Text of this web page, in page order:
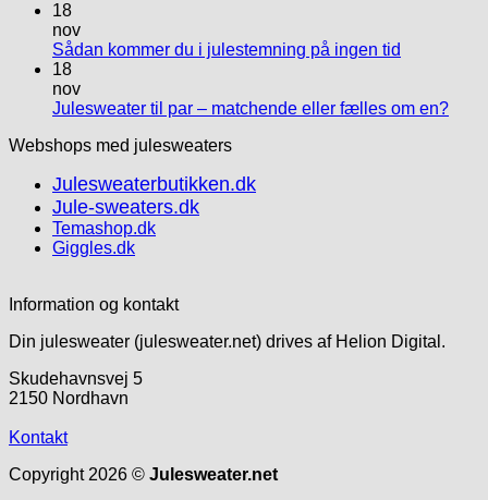
18
nov
Sådan kommer du i julestemning på ingen tid
18
nov
Julesweater til par – matchende eller fælles om en?
Webshops med julesweaters
Julesweaterbutikken.dk
Jule-sweaters.dk
Temashop.dk
Giggles.dk
Information og kontakt
Din julesweater (julesweater.net) drives af Helion Digital.
Skudehavnsvej 5
2150 Nordhavn
Kontakt
Copyright 2026 © Julesweater.net